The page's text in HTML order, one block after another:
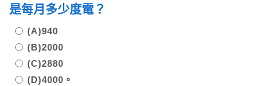
是每月多少度電？
(A)940
(B)2000
(C)2880
(D)4000。